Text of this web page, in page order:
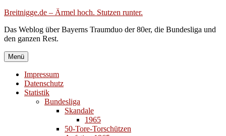
Zum
springen
Breitnigge.de – Ärmel hoch. Stutzen runter.
Das Weblog über Bayerns Traumduo der 80er, die Bundesliga und
den ganzen Rest.
Menü
Impressum
Datenschutz
Statistik
Bundesliga
Skandale
1965
50-Tore-Torschützen